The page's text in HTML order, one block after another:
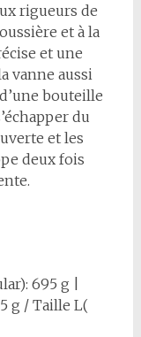
rigueurs de
et à la
et une
vanne aussi
bouteille
du
et les
deux fois
695 g |
g / Taille L(